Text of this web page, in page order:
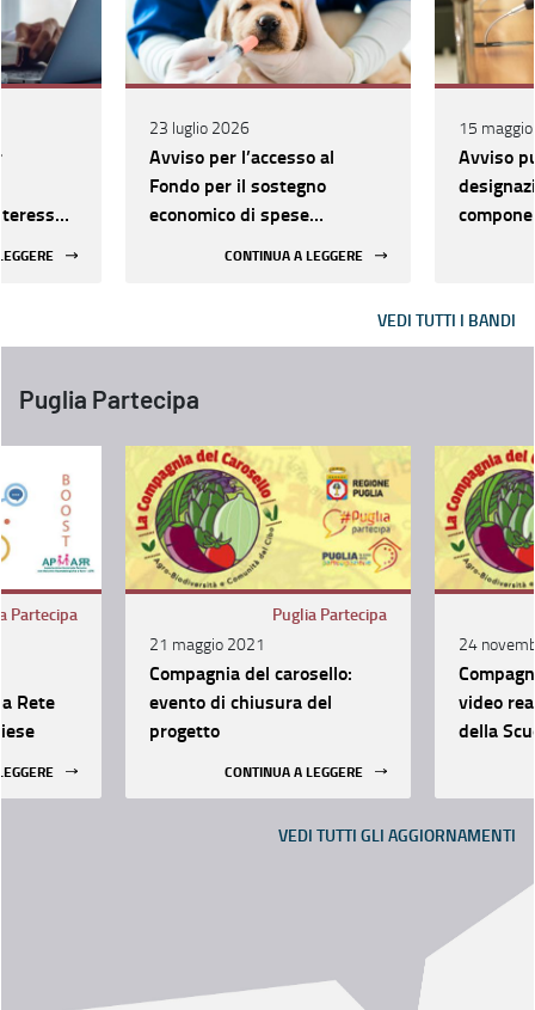
Bari e
di
23 luglio 2026
Avviso per l’accesso al
Fondo per il sostegno
economico di spese
CONTINUA A LEGGERE
15
Avviso
VEDI TUTTI I BANDI
Puglia Partecipa
Partecipa
Rete
Puglia Partecipa
21 maggio 2021
Compagnia del carosello:
evento di chiusura del
progetto
CONTINUA A LEGGERE
24
video
della
VEDI TUTTI GLI AGGIORNAMENTI